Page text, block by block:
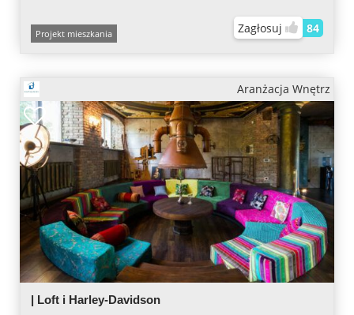
Projekt mieszkania Zagłosuj 84
Aranżacja Wnętrz
| Loft i Harley-Davidson